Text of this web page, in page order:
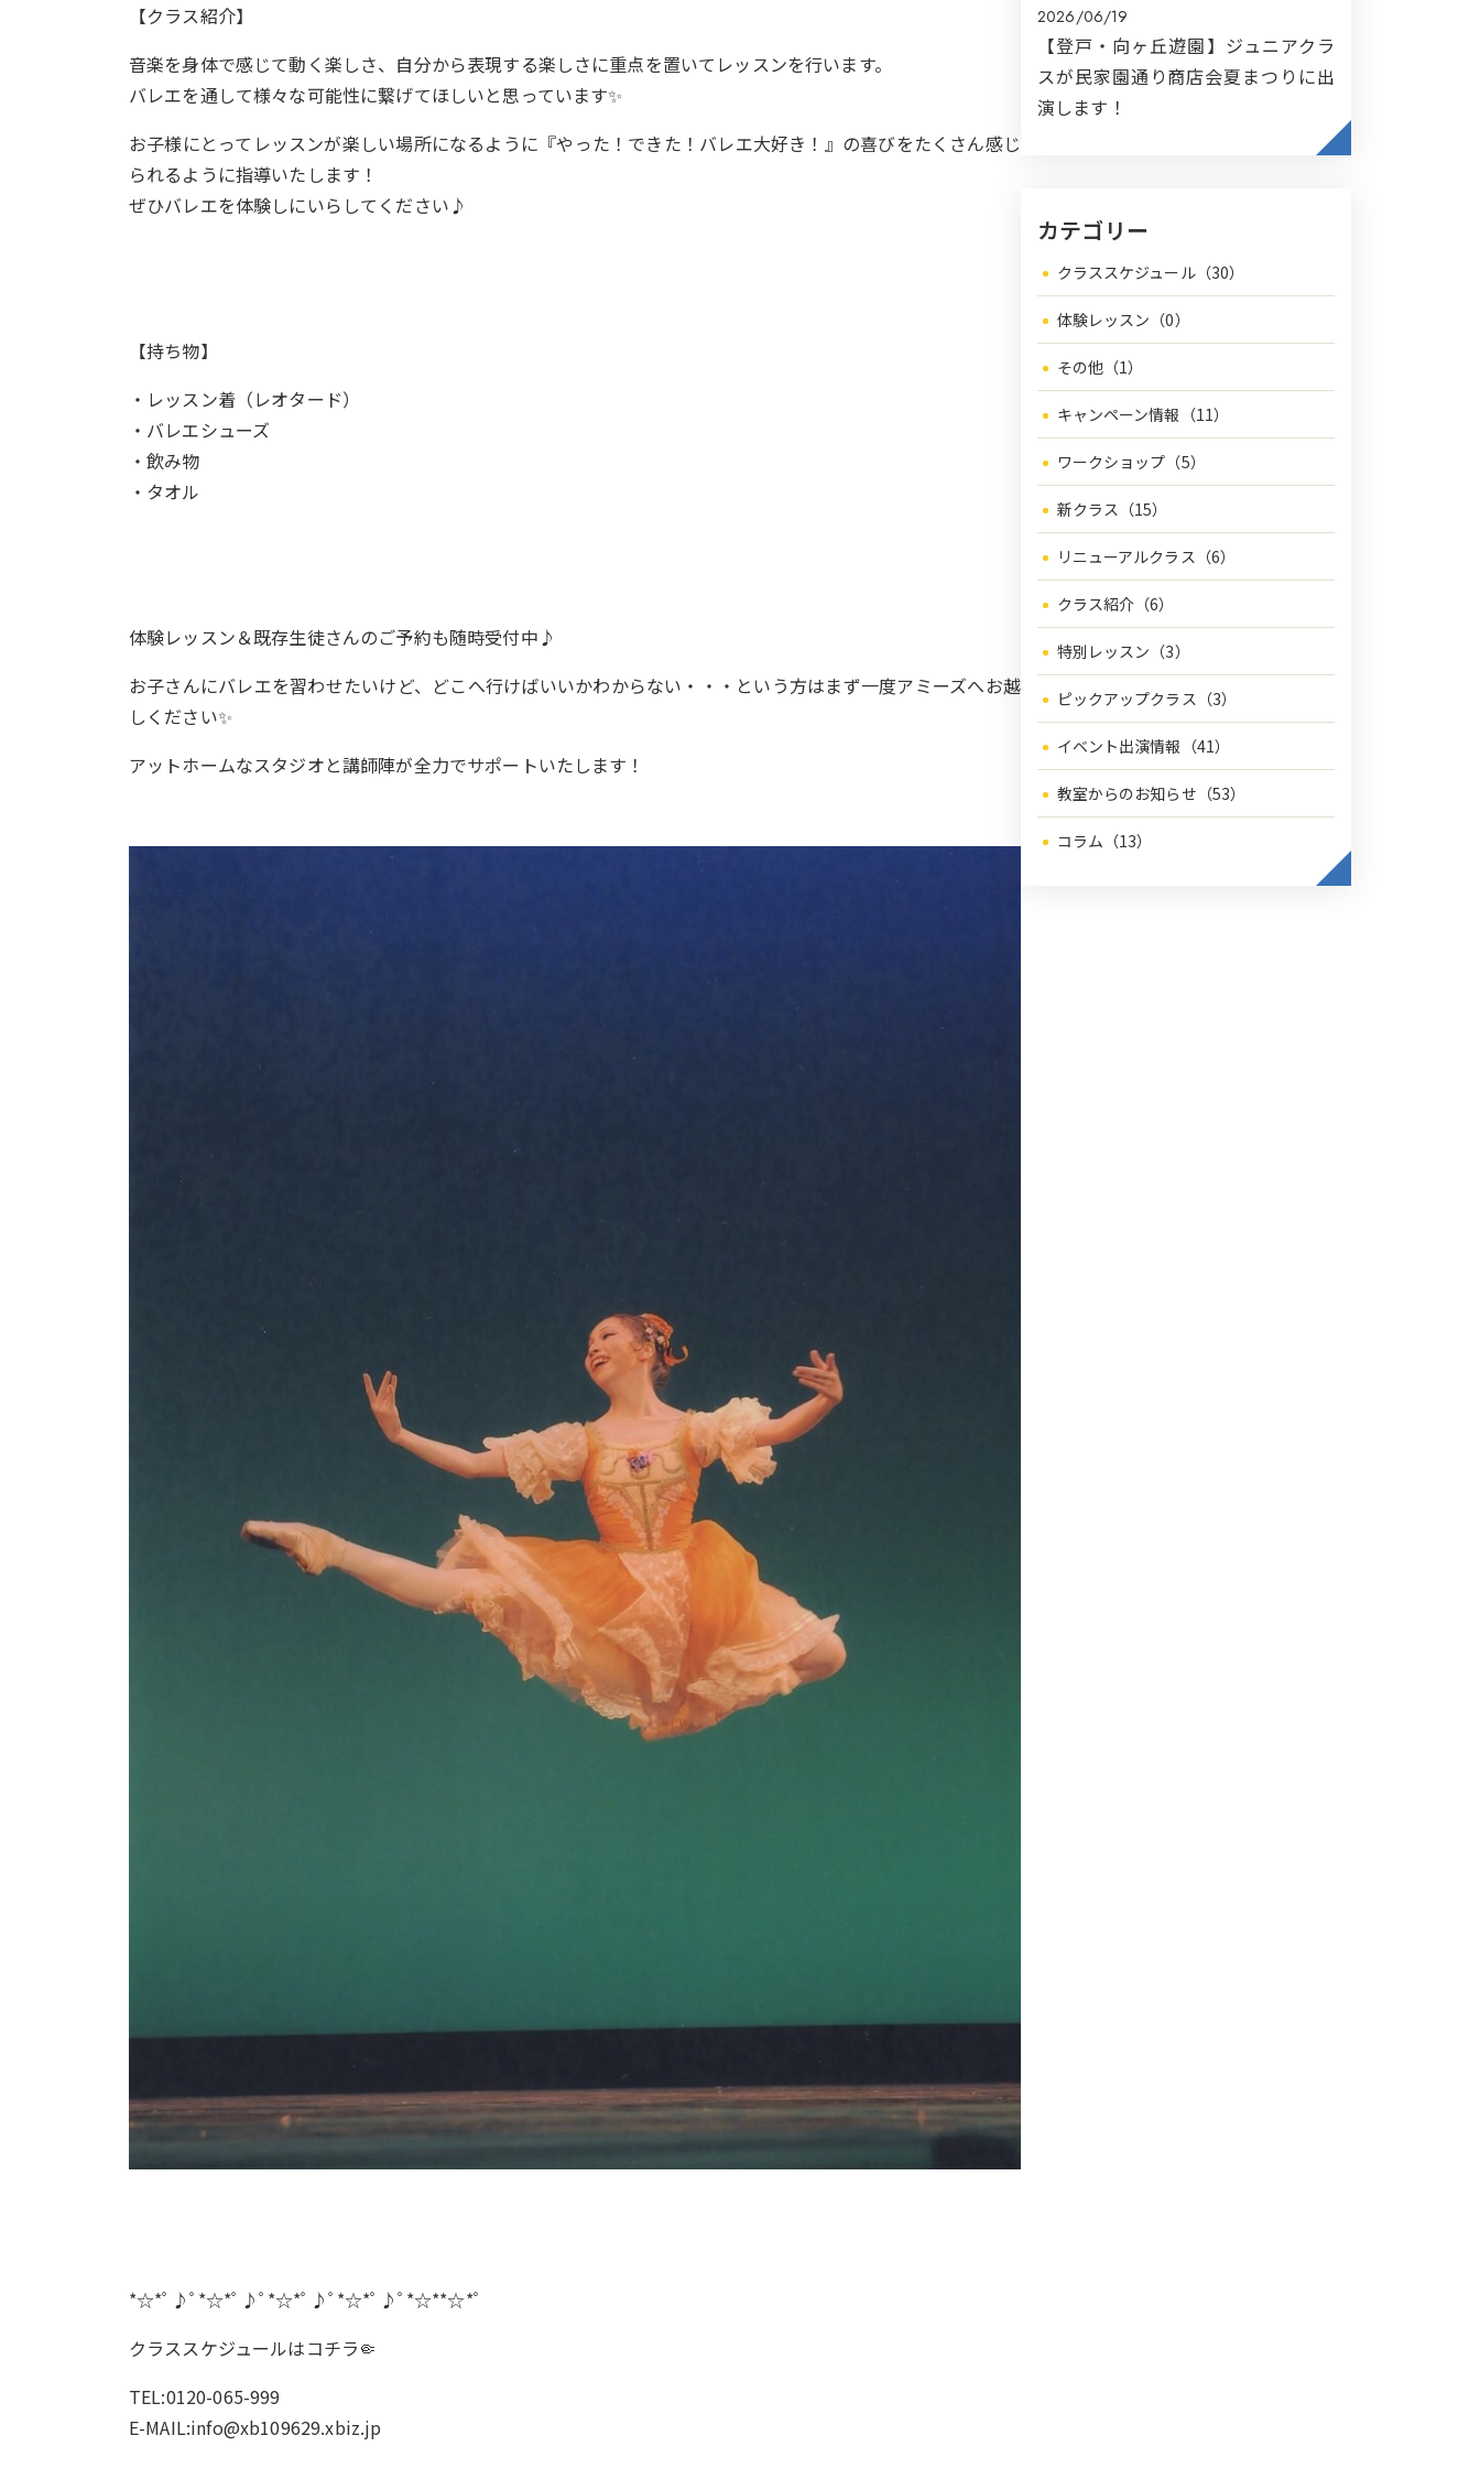
【クラス紹介】
音楽を身体で感じて動く楽しさ、自分から表現する楽しさに重点を置いてレッスンを行います。
バレエを通して様々な可能性に繋げてほしいと思っています✨
お子様にとってレッスンが楽しい場所になるように『やった！できた！バレエ大好き！』の喜びをたくさん感じ
られるように指導いたします！
ぜひバレエを体験しにいらしてください♪
【持ち物】
・レッスン着（レオタード）
・バレエシューズ
・飲み物
・タオル
体験レッスン＆既存生徒さんのご予約も随時受付中♪
お子さんにバレエを習わせたいけど、どこへ行けばいいかわからない・・・という方はまず一度アミーズへお越
しください✨
アットホームなスタジオと講師陣が全力でサポートいたします！
*☆*ﾟ♪ﾟ*☆*ﾟ♪ﾟ*☆*ﾟ♪ﾟ*☆*ﾟ♪ﾟ*☆**☆*ﾟ
クラススケジュールはコチラ🤏
TEL:0120-065-999
E-MAIL:info@xb109629.xbiz.jp
2026/06/19
【登戸・向ヶ丘遊園】ジュニアクラ
スが民家園通り商店会夏まつりに出
演します！
カテゴリー
クラススケジュール（30）
体験レッスン（0）
その他（1）
キャンペーン情報（11）
ワークショップ（5）
新クラス（15）
リニューアルクラス（6）
クラス紹介（6）
特別レッスン（3）
ピックアップクラス（3）
イベント出演情報（41）
教室からのお知らせ（53）
コラム（13）